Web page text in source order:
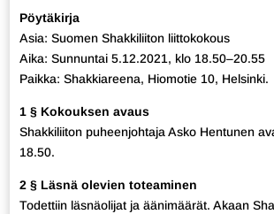
Pöytäkirja
Asia: Suomen Shakkiliiton liittokokous
Aika: Sunnuntai 5.12.2021, klo 18.50–20.55
Paikka: Shakkiareena, Hiomotie 10, Helsinki.
1 § Kokouksen avaus
Shakkiliiton puheenjohtaja Asko Hentunen
18.50.
2 § Läsnä olevien toteaminen
Todettiin läsnäolijat ja äänimäärät. Akaan